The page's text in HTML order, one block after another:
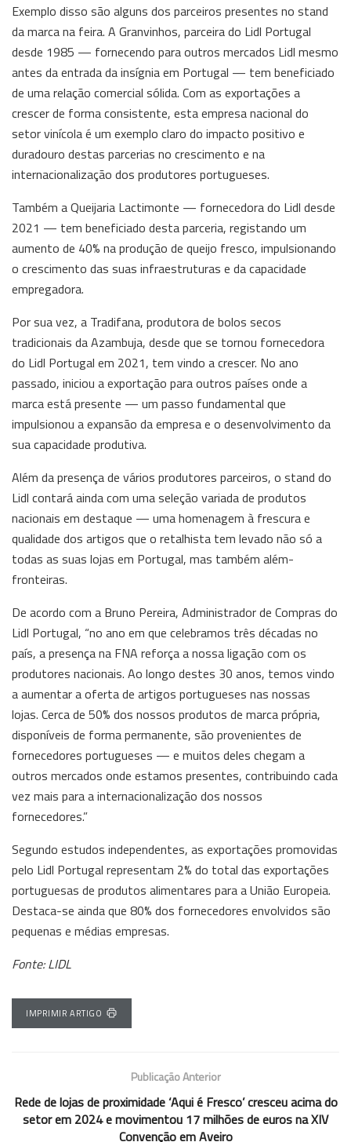
Exemplo disso são alguns dos parceiros presentes no stand
da marca na feira. A Granvinhos, parceira do Lidl Portugal
desde 1985 — fornecendo para outros mercados Lidl mesmo
antes da entrada da insígnia em Portugal — tem beneficiado
de uma relação comercial sólida. Com as exportações a
crescer de forma consistente, esta empresa nacional do
setor vinícola é um exemplo claro do impacto positivo e
duradouro destas parcerias no crescimento e na
internacionalização dos produtores portugueses.
Também a Queijaria Lactimonte — fornecedora do Lidl desde
2021 — tem beneficiado desta parceria, registando um
aumento de 40% na produção de queijo fresco, impulsionando
o crescimento das suas infraestruturas e da capacidade
empregadora.
Por sua vez, a Tradifana, produtora de bolos secos
tradicionais da Azambuja, desde que se tornou fornecedora
do Lidl Portugal em 2021, tem vindo a crescer. No ano
passado, iniciou a exportação para outros países onde a
marca está presente — um passo fundamental que
impulsionou a expansão da empresa e o desenvolvimento da
sua capacidade produtiva.
Além da presença de vários produtores parceiros, o stand do
Lidl contará ainda com uma seleção variada de produtos
nacionais em destaque — uma homenagem à frescura e
qualidade dos artigos que o retalhista tem levado não só a
todas as suas lojas em Portugal, mas também além-
fronteiras.
De acordo com a Bruno Pereira, Administrador de Compras do
Lidl Portugal, “no ano em que celebramos três décadas no
país, a presença na FNA reforça a nossa ligação com os
produtores nacionais. Ao longo destes 30 anos, temos vindo
a aumentar a oferta de artigos portugueses nas nossas
lojas. Cerca de 50% dos nossos produtos de marca própria,
disponíveis de forma permanente, são provenientes de
fornecedores portugueses — e muitos deles chegam a
outros mercados onde estamos presentes, contribuindo cada
vez mais para a internacionalização dos nossos
fornecedores.”
Segundo estudos independentes, as exportações promovidas
pelo Lidl Portugal representam 2% do total das exportações
portuguesas de produtos alimentares para a União Europeia.
Destaca-se ainda que 80% dos fornecedores envolvidos são
pequenas e médias empresas.
Fonte: LIDL
IMPRIMIR ARTIGO
Publicação Anterior
Rede de lojas de proximidade ‘Aqui é Fresco’ cresceu acima do
setor em 2024 e movimentou 17 milhões de euros na XIV
Convenção em Aveiro